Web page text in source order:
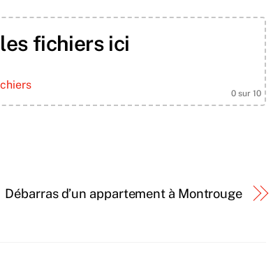
fichiers ici
0sur 10
Débarras d’un appartement à Montrouge